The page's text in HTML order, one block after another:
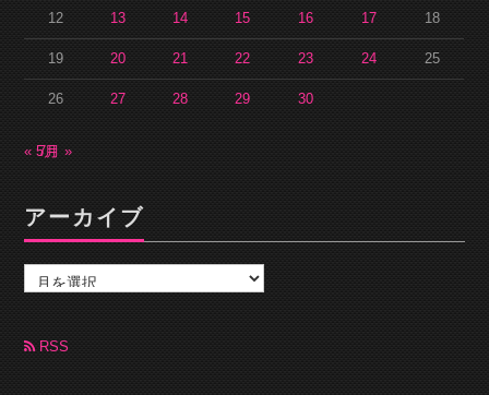
12 13 14 15 16 17 18
19 20 21 22 23 24 25
26 27 28 29 30
« 5月7月 »
アーカイブ
カ
ブ RSS